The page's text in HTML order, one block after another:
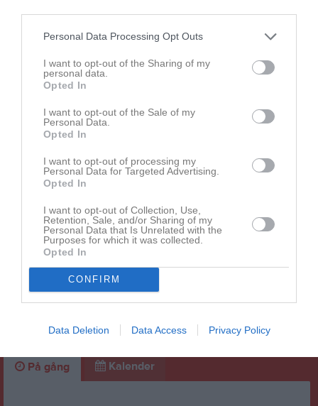
Personal Data Processing Opt Outs
I want to opt-out of the Sharing of my
personal data.
Opted In
I want to opt-out of the Sale of my
Personal Data.
Opted In
I want to opt-out of processing my
Personal Data for Targeted Advertising.
Opted In
I want to opt-out of Collection, Use,
Retention, Sale, and/or Sharing of my
Personal Data that Is Unrelated with the
Purposes for which it was collected.
Opted In
CONFIRM
Data Deletion Data Access Privacy Policy
Maila era svar tillangelica@gustavsberghandboll.nu
Camilla Wellin
Klubbadministratör/Styrelseledamot
Dela
Kommentera
Endast sidans medlemmar kan kommentera
Nyheter från föreningen
Eken Cup lör-måndag
På gång Kalender